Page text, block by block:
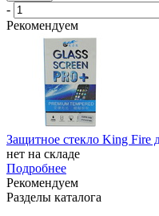
-
Рекомендуем
Защитное стекло King Fire
нет на складе
Подробнее
Рекомендуем
Разделы каталога